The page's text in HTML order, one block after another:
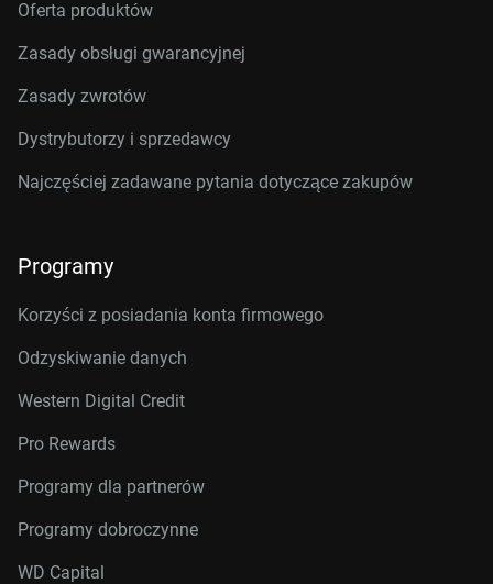
Oferta produktów
Zasady obsługi gwarancyjnej
Zasady zwrotów
Dystrybutorzy i sprzedawcy
Najczęściej zadawane pytania dotyczące zakupów
Programy
Korzyści z posiadania konta firmowego
Odzyskiwanie danych
Western Digital Credit
Pro Rewards
Programy dla partnerów
Programy dobroczynne
WD Capital